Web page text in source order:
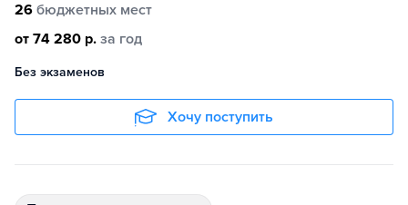
26 бюджетных мест
от 74 280 р. за год
Без экзаменов
Хочу поступить